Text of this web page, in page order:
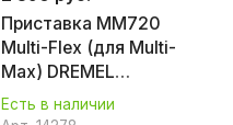
Приставка MM720
Multi-Flex (для Multi-
Max) DREMEL
2615M720JA
Есть в наличии